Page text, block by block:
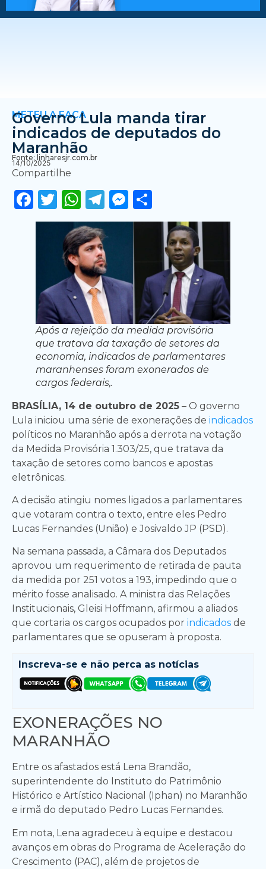
METEU A FACA
Governo Lula manda tirar
indicados de deputados do
Maranhão
Fonte: linharesjr.com.br
14/10/2025
Compartilhe
Facebook
Twitter
WhatsApp
Telegram
Messenger
Após a rejeição da medida provisória
que tratava da taxação de setores da
economia, indicados de parlamentares
maranhenses foram exonerados de
cargos federais,.
BRASÍLIA, 14 de outubro de 2025 – O governo
Lula iniciou uma série de exonerações de indicados
políticos no Maranhão após a derrota na votação
da Medida Provisória 1.303/25, que tratava da
taxação de setores como bancos e apostas
eletrônicas.
A decisão atingiu nomes ligados a parlamentares
que votaram contra o texto, entre eles Pedro
Lucas Fernandes (União) e Josivaldo JP (PSD).
Na semana passada, a Câmara dos Deputados
aprovou um requerimento de retirada de pauta
da medida por 251 votos a 193, impedindo que o
mérito fosse analisado. A ministra das Relações
Institucionais, Gleisi Hoffmann, afirmou a aliados
que cortaria os cargos ocupados por indicados de
parlamentares que se opuseram à proposta.
Inscreva-se e não perca as notícias
EXONERAÇÕES NO
MARANHÃO
Entre os afastados está Lena Brandão,
superintendente do Instituto do Patrimônio
Histórico e Artístico Nacional (Iphan) no Maranhão
e irmã do deputado Pedro Lucas Fernandes.
Em nota, Lena agradeceu à equipe e destacou
avanços em obras do Programa de Aceleração do
Crescimento (PAC), além de projetos de